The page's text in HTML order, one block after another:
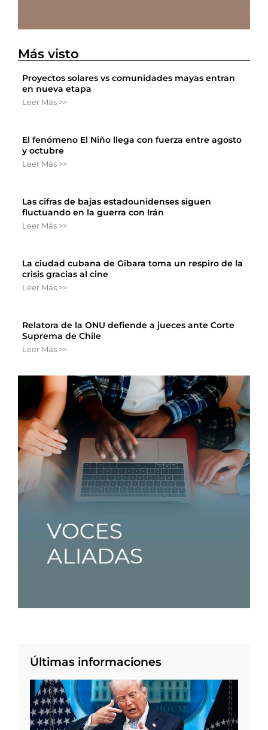
Más visto
Proyectos solares vs comunidades mayas entran
en nueva etapa
Leer Más >>
El fenómeno El Niño llega con fuerza entre agosto
y octubre
Leer Más >>
Las cifras de bajas estadounidenses siguen
fluctuando en la guerra con Irán
Leer Más >>
La ciudad cubana de Gibara toma un respiro de la
crisis gracias al cine
Leer Más >>
Relatora de la ONU defiende a jueces ante Corte
Suprema de Chile
Leer Más >>
Últimas informaciones